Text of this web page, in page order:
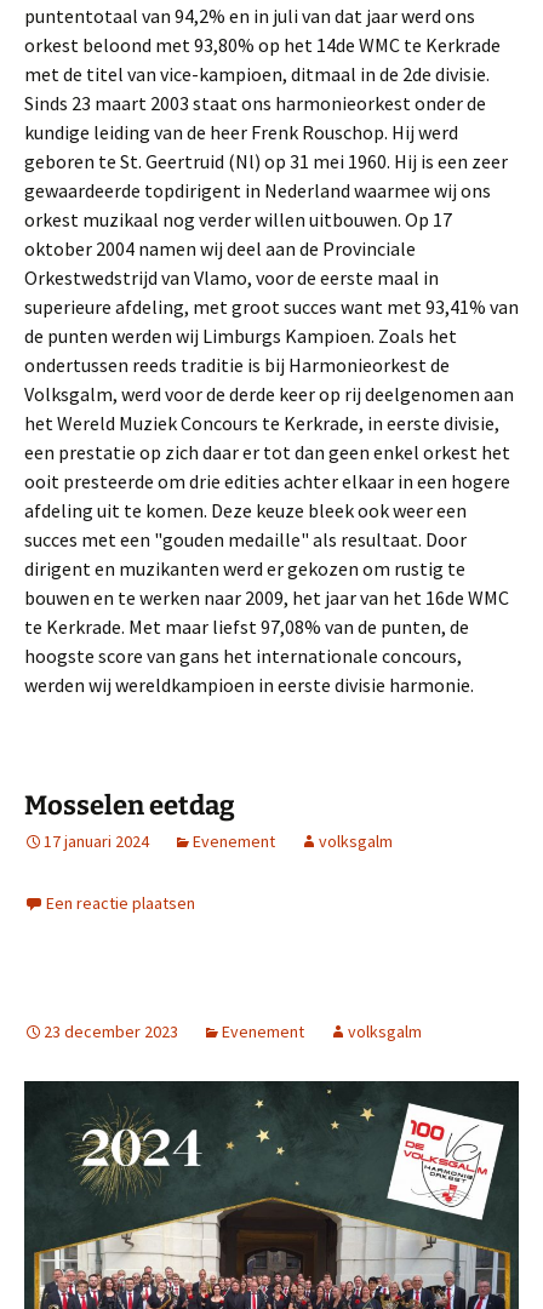
puntentotaal van 94,2% en in juli van dat jaar werd ons
orkest beloond met 93,80% op het 14de WMC te Kerkrade
met de titel van vice-kampioen, ditmaal in de 2de divisie.
Sinds 23 maart 2003 staat ons harmonieorkest onder de
kundige leiding van de heer Frenk Rouschop. Hij werd
geboren te St. Geertruid (Nl) op 31 mei 1960. Hij is een zeer
gewaardeerde topdirigent in Nederland waarmee wij ons
orkest muzikaal nog verder willen uitbouwen. Op 17
oktober 2004 namen wij deel aan de Provinciale
Orkestwedstrijd van Vlamo, voor de eerste maal in
superieure afdeling, met groot succes want met 93,41% van
de punten werden wij Limburgs Kampioen. Zoals het
ondertussen reeds traditie is bij Harmonieorkest de
Volksgalm, werd voor de derde keer op rij deelgenomen aan
het Wereld Muziek Concours te Kerkrade, in eerste divisie,
een prestatie op zich daar er tot dan geen enkel orkest het
ooit presteerde om drie edities achter elkaar in een hogere
afdeling uit te komen. Deze keuze bleek ook weer een
succes met een "gouden medaille" als resultaat. Door
dirigent en muzikanten werd er gekozen om rustig te
bouwen en te werken naar 2009, het jaar van het 16de WMC
te Kerkrade. Met maar liefst 97,08% van de punten, de
hoogste score van gans het internationale concours,
werden wij wereldkampioen in eerste divisie harmonie.
Mosselen eetdag
17 januari 2024 Evenement volksgalm
Een reactie plaatsen
23 december 2023 Evenement volksgalm